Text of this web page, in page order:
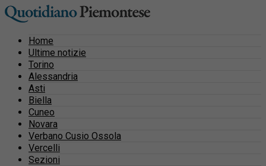
Home
Ultime notizie
Torino
Alessandria
Asti
Biella
Cuneo
Novara
Verbano Cusio Ossola
Vercelli
Sezioni